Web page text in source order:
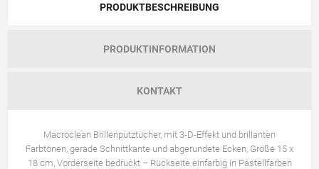
PRODUKTBESCHREIBUNG
PRODUKTINFORMATION
KONTAKT
Macroclean Brillenputztücher, mit 3-D-Effekt und brillanten
Farbtönen, gerade Schnittkante und abgerundete Ecken, Größe 15 x
18 cm, Vorderseite bedruckt – Rückseite einfarbig in Pastellfarben